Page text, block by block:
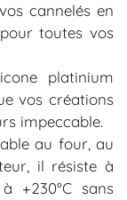
cannelés en
toutes vos
platinium
vos créations
impeccable.
au four, au
il résiste à
+230°C sans